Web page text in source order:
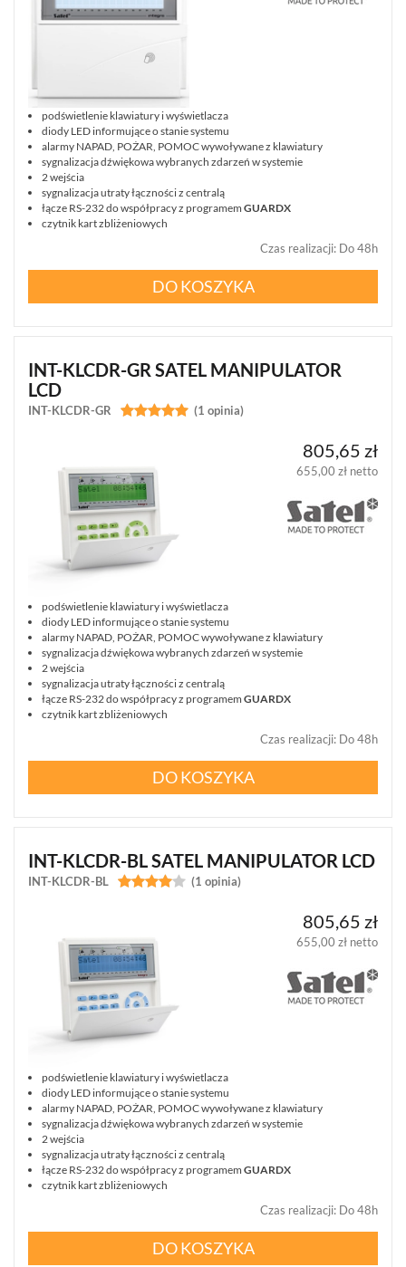
podświetlenie klawiatury i wyświetlacza
diody LED informujące o stanie systemu
alarmy NAPAD, POŻAR, POMOC wywoływane z klawiatury
sygnalizacja dźwiękowa wybranych zdarzeń w systemie
2 wejścia
sygnalizacja utraty łączności z centralą
łącze RS-232 do współpracy z programem GUARDX
czytnik kart zbliżeniowych
Czas realizacji: Do 48h
DO KOSZYKA
INT-KLCDR-GR SATEL MANIPULATOR
LCD
INT-KLCDR-GR 
 (1 opinia)
805,65 zł
655,00 zł netto
podświetlenie klawiatury i wyświetlacza
diody LED informujące o stanie systemu
alarmy NAPAD, POŻAR, POMOC wywoływane z klawiatury
sygnalizacja dźwiękowa wybranych zdarzeń w systemie
2 wejścia
sygnalizacja utraty łączności z centralą
łącze RS-232 do współpracy z programem GUARDX
czytnik kart zbliżeniowych
Czas realizacji: Do 48h
DO KOSZYKA
INT-KLCDR-BL SATEL MANIPULATOR LCD
INT-KLCDR-BL 
 (1 opinia)
805,65 zł
655,00 zł netto
podświetlenie klawiatury i wyświetlacza
diody LED informujące o stanie systemu
alarmy NAPAD, POŻAR, POMOC wywoływane z klawiatury
sygnalizacja dźwiękowa wybranych zdarzeń w systemie
2 wejścia
sygnalizacja utraty łączności z centralą
łącze RS-232 do współpracy z programem GUARDX
czytnik kart zbliżeniowych
Czas realizacji: Do 48h
DO KOSZYKA